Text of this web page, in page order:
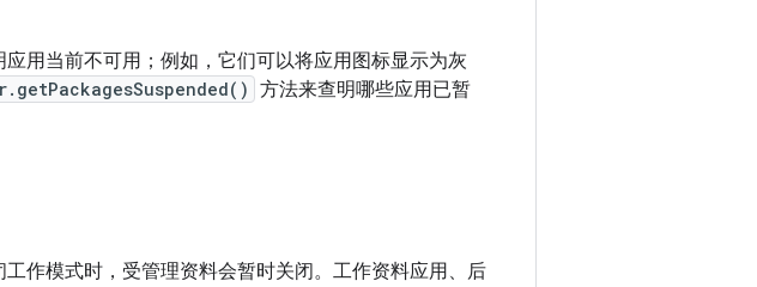
用当前不可用；例如，它们可以将应用图标显示为灰
方法来查明哪些应用已暂
作模式时，受管理资料会暂时关闭。工作资料应用、后